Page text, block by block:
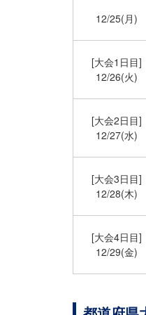
12/25(月)
[大会1日目]
12/26(火)
[大会2日目]
12/27(水)
[大会3日目]
12/28(木)
[大会4日目]
12/29(金)